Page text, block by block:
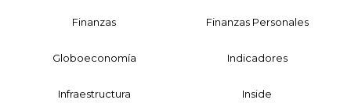
Finanzas Finanzas Personales
Globoeconomía Indicadores
Infraestructura Inside